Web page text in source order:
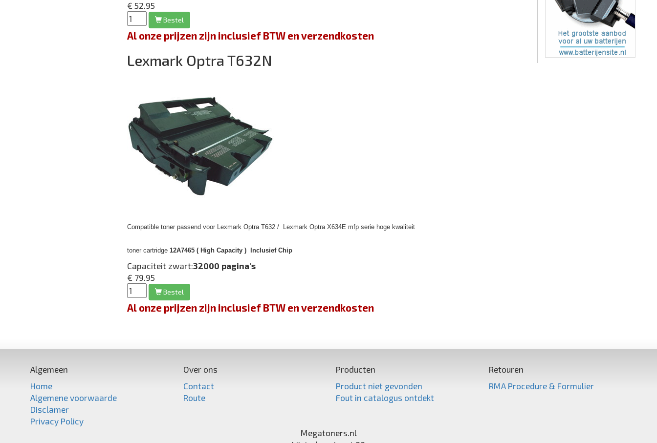
€ 52.95
Bestel
Al onze prijzen zijn inclusief BTW en verzendkosten
Lexmark Optra T632N
Compatible toner passend voor Lexmark Optra T632 / Lexmark Optra X634E mfp serie hoge kwaliteit
toner cartridge 12A7465 ( High Capacity ) Inclusief Chip
Capaciteit zwart:32000 pagina's
€ 79.95
Bestel
Al onze prijzen zijn inclusief BTW en verzendkosten
Algemeen
Home
Algemene voorwaarde
Disclamer
Privacy Policy
Over ons
Contact
Route
Producten
Product niet gevonden
Fout in catalogus ontdekt
Retouren
RMA Procedure & Formulier
Megatoners.nl